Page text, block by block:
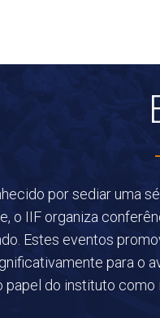
por sediar uma
o IIF organiza
Estes eventos
para o
do instituto